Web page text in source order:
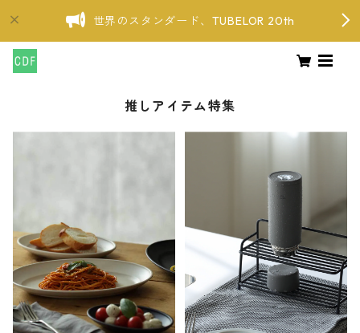
世界のスタンダード、TUBELOR 20th
推しアイテム特集